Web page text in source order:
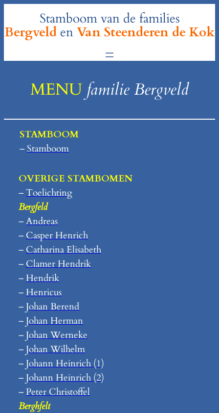
naar
de
Stamboom van de families
Bergveld enVan Steenderen de Kok
MENU familie Bergveld
STAMBOOM
–Stamboom
OVERIGE STAMBOMEN
–Toelichting
Bergfeld
–Andreas
–Casper Henrich
–Catharina Elisabeth
–Clamer Hendrik
–Hendrik
–Henricus
–Johan Berend
–Johan Herman
–Johan Werneke
–Johan Wilhelm
–Johann Heinrich (1)
–Johann Heinrich (2)
–Peter Christoffel
Berghfelt